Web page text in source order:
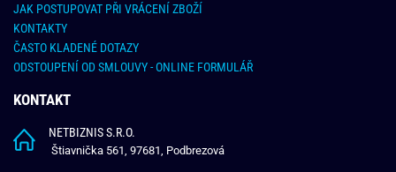
JAK POSTUPOVAT PŘI VRÁCENÍ ZBOŽÍ
KONTAKTY
ČASTO KLADENÉ DOTAZY
ODSTOUPENÍ OD SMLOUVY - ONLINE FORMULÁŘ
KONTAKT
NETBIZNIS S.R.O.
Štiavnička 561, 97681, Podbrezová